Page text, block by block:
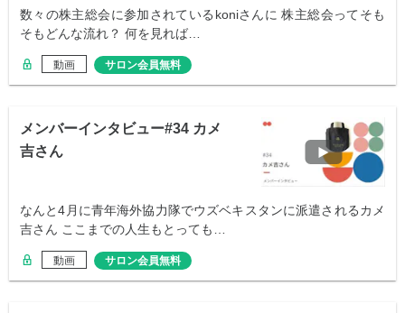
数々の株主総会に参加されているkoniさんに 株主総会ってそも
そもどんな流れ？ 何を見れば…
動画 サロン会員無料
メンバーインタビュー#34 カメ
吉さん
なんと4月に青年海外協力隊でウズベキスタンに派遣されるカメ
吉さん ここまでの人生もとっても…
動画 サロン会員無料